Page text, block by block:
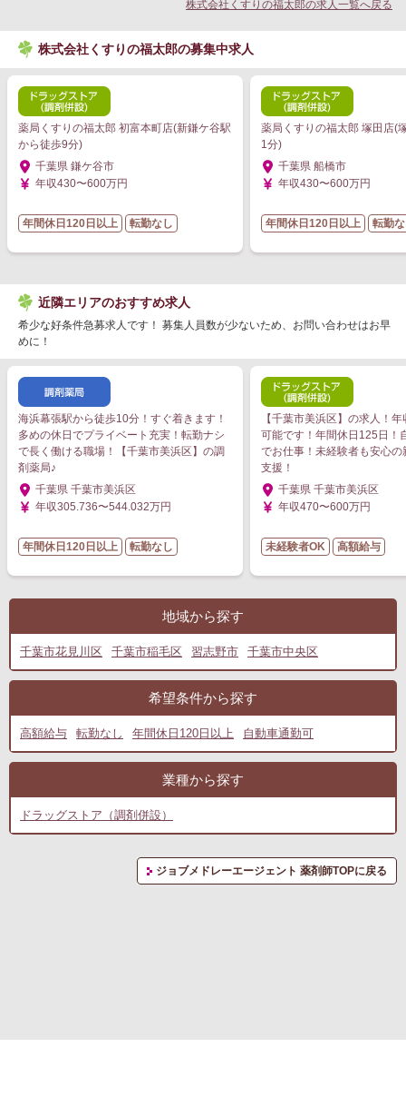
株式会社くすりの福太郎の求人一覧へ戻る
株式会社くすりの福太郎の募集中求人
薬局くすりの福太郎 初富本町店(新鎌ケ谷駅
から徒歩9分)
千葉県 鎌ケ谷市
年収430〜600万円
年間休日120日以上 転勤なし
薬局くすりの福太郎 塚田店(
1分)
千葉県 船橋市
年収430〜600万円
年間休日120日以上 転勤
近隣エリアのおすすめ求人
希少な好条件急募求人です！ 募集人員数が少ないため、お問い合わせはお早
めに！
海浜幕張駅から徒歩10分！すぐ着きます！
多めの休日でプライベート充実！転勤ナシ
で長く働ける職場！【千葉市美浜区】の調
剤薬局♪
千葉県 千葉市美浜区
年収305.736〜544.032万円
年間休日120日以上 転勤なし
【千葉市美浜区】の求人！
可能です！年間休日125日！
でお仕事！未経験者も安心の
支援！
千葉県 千葉市美浜区
年収470〜600万円
未経験者OK 高額給与
地域から探す
千葉市花見川区 千葉市稲毛区 習志野市 千葉市中央区
希望条件から探す
高額給与 転勤なし 年間休日120日以上 自動車通勤可
業種から探す
ドラッグストア（調剤併設）
ジョブメドレーエージェント 薬剤師TOPに戻る